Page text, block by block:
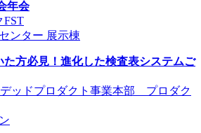
年会
FST
ンター 展示棟
方必見！進化した検査表システムご
ッドプロダクト事業本部 プロダク